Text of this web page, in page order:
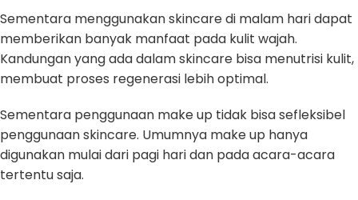
Sementara menggunakan skincare di malam hari dapat
memberikan banyak manfaat pada kulit wajah.
Kandungan yang ada dalam skincare bisa menutrisi kulit,
membuat proses regenerasi lebih optimal.
Sementara penggunaan make up tidak bisa sefleksibel
penggunaan skincare. Umumnya make up hanya
digunakan mulai dari pagi hari dan pada acara-acara
tertentu saja.